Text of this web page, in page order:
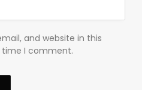
and website in this
I comment.